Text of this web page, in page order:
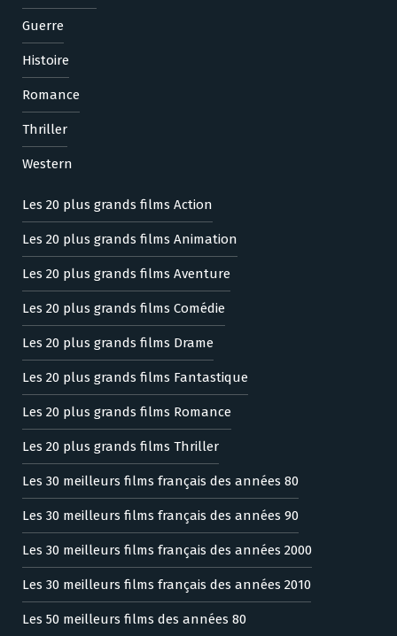
Guerre
Histoire
Romance
Thriller
Western
Les 20 plus grands films Action
Les 20 plus grands films Animation
Les 20 plus grands films Aventure
Les 20 plus grands films Comédie
Les 20 plus grands films Drame
Les 20 plus grands films Fantastique
Les 20 plus grands films Romance
Les 20 plus grands films Thriller
Les 30 meilleurs films français des années 80
Les 30 meilleurs films français des années 90
Les 30 meilleurs films français des années 2000
Les 30 meilleurs films français des années 2010
Les 50 meilleurs films des années 80